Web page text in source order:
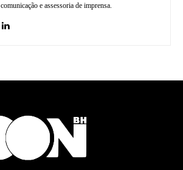
comunicação e assessoria de imprensa.